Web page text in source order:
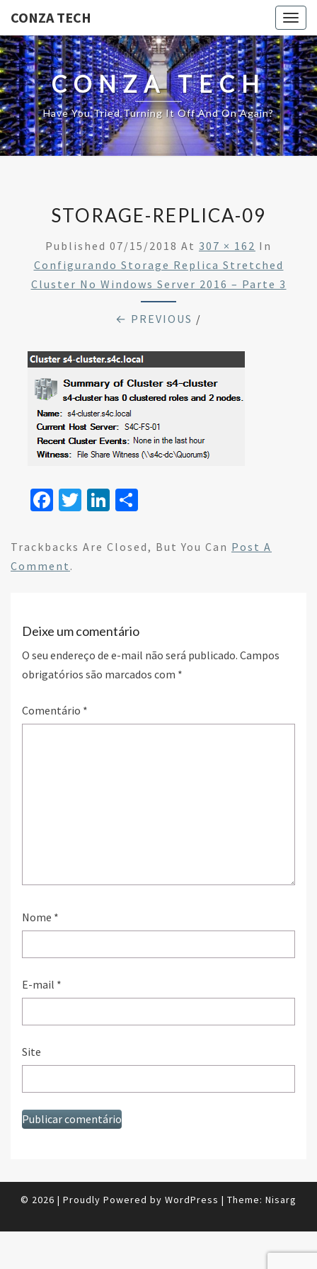
CONZA TECH
CONZA TECH
Have You Tried Turning It Off And On Again?
STORAGE-REPLICA-09
Published 07/15/2018 At 307 × 162 In
Configurando Storage Replica Stretched
Cluster No Windows Server 2016 – Parte 3
← PREVIOUS /
Fa
b
o
T
tt
Li
ke ar
Trackbacks Are Closed, But You Can Post A
Comment .
Deixe um comentário
O seu endereço de e-mail não será publicado. Campos
obrigatórios são marcados com *
Comentário *
Nome *
E-mail *
Site
© 2026 | Proudly Powered by WordPress | Theme: Nisarg